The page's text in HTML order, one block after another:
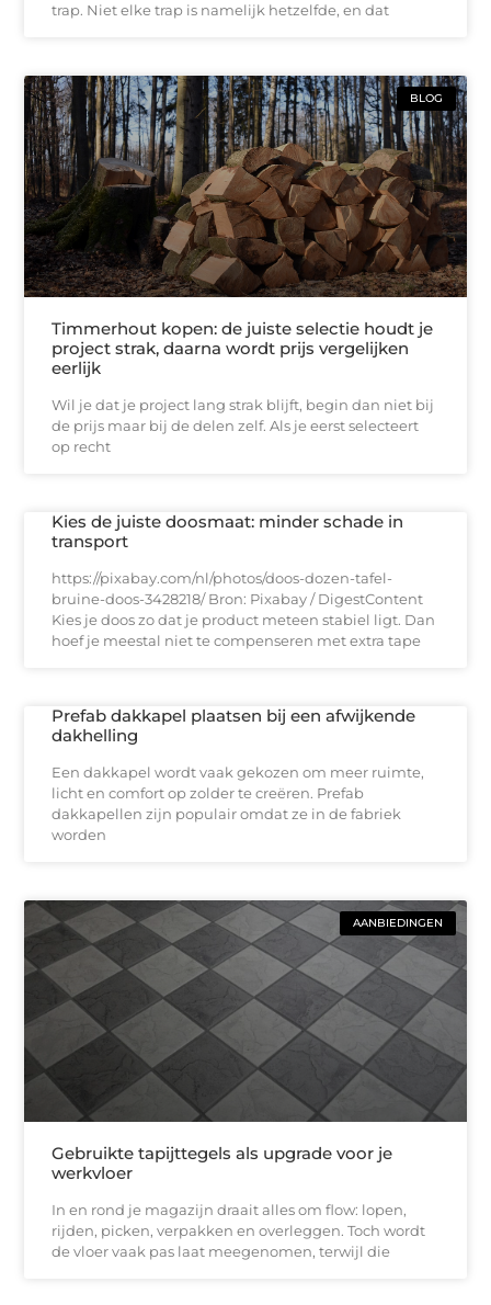
trap. Niet elke trap is namelijk hetzelfde, en dat
BLOG
Timmerhout kopen: de juiste selectie houdt je
project strak, daarna wordt prijs vergelijken
eerlijk
Wil je dat je project lang strak blijft, begin dan niet bij
de prijs maar bij de delen zelf. Als je eerst selecteert
op recht
Kies de juiste doosmaat: minder schade in
transport
https://pixabay.com/nl/photos/doos-dozen-tafel-
bruine-doos-3428218/ Bron: Pixabay / DigestContent
Kies je doos zo dat je product meteen stabiel ligt. Dan
hoef je meestal niet te compenseren met extra tape
Prefab dakkapel plaatsen bij een afwijkende
dakhelling
Een dakkapel wordt vaak gekozen om meer ruimte,
licht en comfort op zolder te creëren. Prefab
dakkapellen zijn populair omdat ze in de fabriek
worden
AANBIEDINGEN
Gebruikte tapijttegels als upgrade voor je
werkvloer
In en rond je magazijn draait alles om flow: lopen,
rijden, picken, verpakken en overleggen. Toch wordt
de vloer vaak pas laat meegenomen, terwijl die